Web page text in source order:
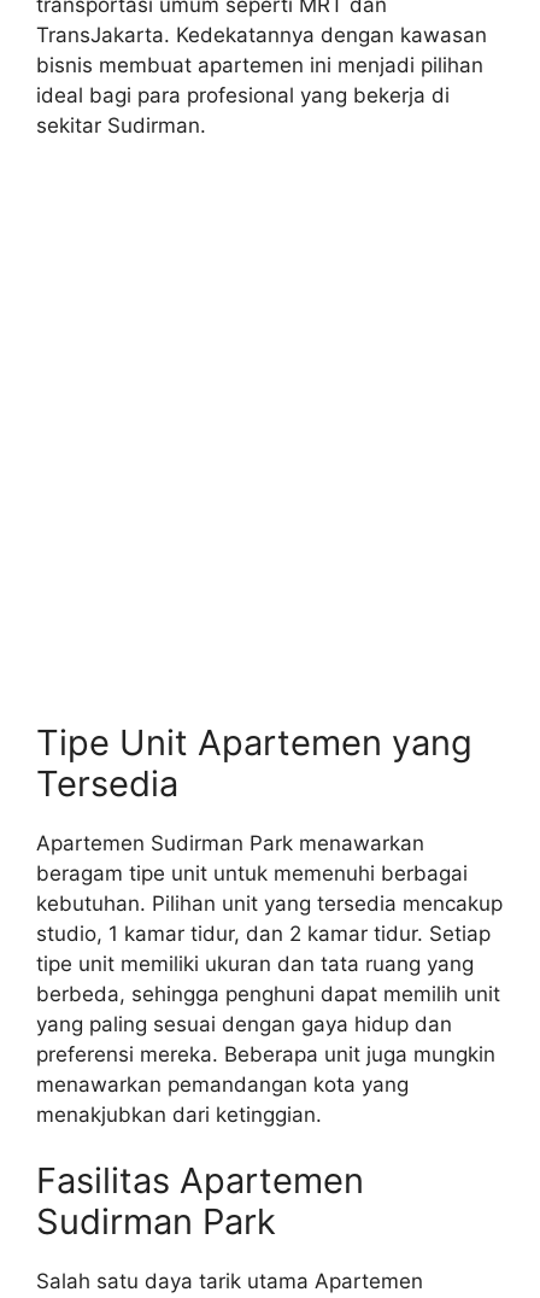
transportasi umum seperti MRT dan
TransJakarta. Kedekatannya dengan kawasan
bisnis membuat apartemen ini menjadi pilihan
ideal bagi para profesional yang bekerja di
sekitar Sudirman.
Tipe Unit Apartemen yang
Tersedia
Apartemen Sudirman Park menawarkan
beragam tipe unit untuk memenuhi berbagai
kebutuhan. Pilihan unit yang tersedia mencakup
studio, 1 kamar tidur, dan 2 kamar tidur. Setiap
tipe unit memiliki ukuran dan tata ruang yang
berbeda, sehingga penghuni dapat memilih unit
yang paling sesuai dengan gaya hidup dan
preferensi mereka. Beberapa unit juga mungkin
menawarkan pemandangan kota yang
menakjubkan dari ketinggian.
Fasilitas Apartemen
Sudirman Park
Salah satu daya tarik utama Apartemen